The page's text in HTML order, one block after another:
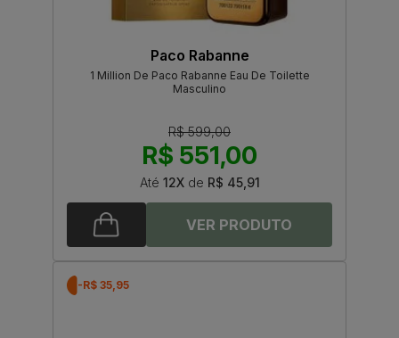
Paco Rabanne
1 Million De Paco Rabanne Eau De Toilette
Masculino
R$ 599,00
R$ 551,00
Até 12Xde R$ 45,91
-R$ 35,95